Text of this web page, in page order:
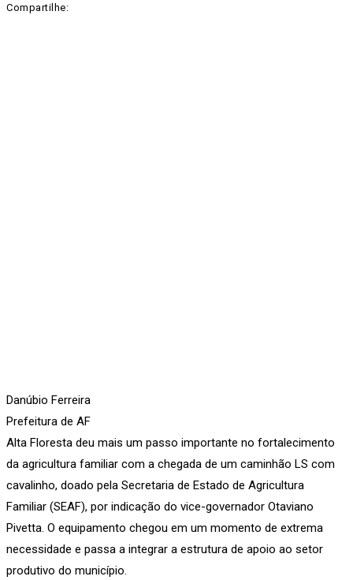
Compartilhe:
Danúbio Ferreira
Prefeitura de AF
Alta Floresta deu mais um passo importante no fortalecimento
da agricultura familiar com a chegada de um caminhão LS com
cavalinho, doado pela Secretaria de Estado de Agricultura
Familiar (SEAF), por indicação do vice-governador Otaviano
Pivetta. O equipamento chegou em um momento de extrema
necessidade e passa a integrar a estrutura de apoio ao setor
produtivo do município.